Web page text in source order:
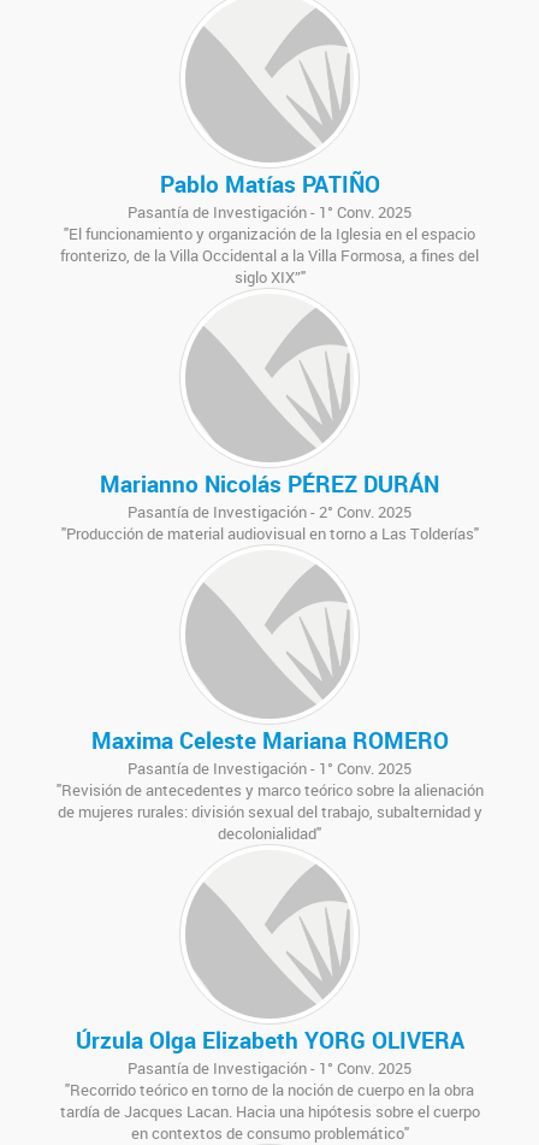
Pablo Matías PATIÑO
Pasantía de Investigación - 1° Conv. 2025
"El funcionamiento y organización de la Iglesia en el espacio
fronterizo, de la Villa Occidental a la Villa Formosa, a fines del
siglo XIX”"
Marianno Nicolás PÉREZ DURÁN
Pasantía de Investigación - 2° Conv. 2025
"Producción de material audiovisual en torno a Las Tolderías"
Maxima Celeste Mariana ROMERO
Pasantía de Investigación - 1° Conv. 2025
"Revisión de antecedentes y marco teórico sobre la alienación
de mujeres rurales: división sexual del trabajo, subalternidad y
decolonialidad"
Úrzula Olga Elizabeth YORG OLIVERA
Pasantía de Investigación - 1° Conv. 2025
"Recorrido teórico en torno de la noción de cuerpo en la obra
tardía de Jacques Lacan. Hacia una hipótesis sobre el cuerpo
en contextos de consumo problemático"